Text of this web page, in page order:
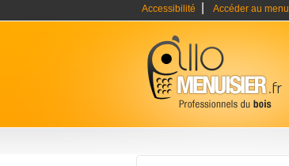
Accessibilité Accéder au menu